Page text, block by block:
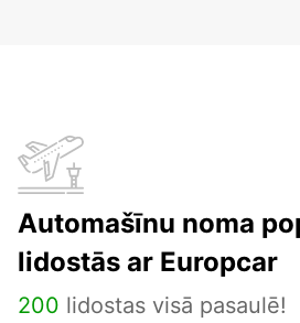
Automašīnu noma
lidostās ar Europcar
200 lidostas visā pasaulē!